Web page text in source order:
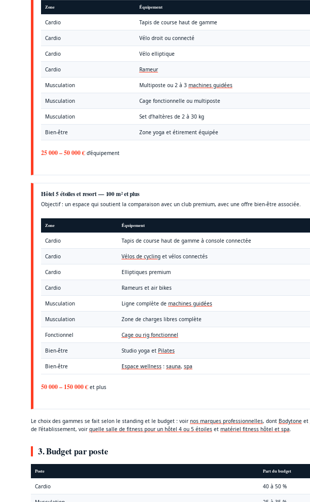
Zone Équipement
Cardio Tapis de course haut de gamme
Cardio Vélo droit ou connecté
Cardio Vélo elliptique
Cardio Rameur
Musculation Multiposte ou 2 à 3 machines guidées
Musculation Cage fonctionnelle ou multiposte
Musculation Set d’haltères de 2 à 30 kg
Bien-être Zone yoga et étirement équipée
25 000 – 50 000 €d’équipement
Hôtel 5 étoiles et resort — 100 m² et plus
Objectif : un espace qui soutient la comparaison avec un club premium, avec une offre bien-être associée.
Zone Équipement
Cardio Tapis de course haut de gamme à console connectée
Cardio Vélos de cyclinget vélos connectés
Cardio Elliptiques premium
Cardio Rameurs et air bikes
Musculation Ligne complète de machines guidées
Musculation Zone de charges libres complète
Fonctionnel Cage ou rig fonctionnel
Bien-être Studio yoga et Pilates
Bien-être Espace wellness: sauna, spa
50 000 – 150 000 €et plus
Le choix des gammes se fait selon le standing et le budget : voir nos marques professionnelles, dont Bodytoneet
de l’établissement, voir quelle salle de fitness pour un hôtel 4 ou 5 étoileset matériel fitness hôtel et spa
3. Budget par poste
Poste Part du budget
Cardio 40 à 50 %